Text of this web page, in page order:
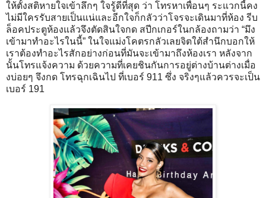
ให้ตั้งสติหายใจเข้าลึกๆ ใจรู้ดีที่สุด ว่า โทรหาเพื่อนๆ ระแวกนี้คง
ไม่มีใครรับสายเป็นแน่และอีกใจก็กลัวว่าโจรจะเดินมาที่ห้อง รีบ
ล็อคประตูห้องแล้วจึงตัดสินใจกด สปีกเกอร์ในกล้องถามว่า “มึง
เข้ามาทำอะไรในนี้” ในใจแม่งโคตรกลัวเลยจิตใต้สำนึกบอกให้
เราต้องทำอะไรสักอย่างก่อนที่มันจะเข้ามาถึงห้องเรา หลังจาก
นั้นโทรแจ้งความ ด้วยความที่เคยชินกันการอยู่ต่างบ้านต่างเมื่อ
งบ่อยๆ จึงกด โทรฉุกเฉินไป ที่เบอร์ 911 ซึ่ง จริงๆแล้วควรจะเป็น
เบอร์ 191